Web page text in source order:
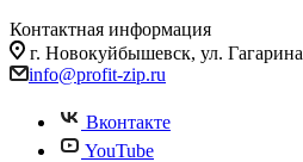
Контактная информация
г. Новокуйбышевск, ул. Гагарина
info@profit-zip.ru
Вконтакте
YouTube